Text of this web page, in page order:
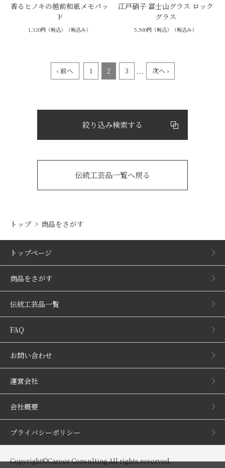
香るヒノキの越前和紙メモパッ
ド
1,320円（税込）（税込み）
江戸硝子 富士山グラス ロック
グラス
5,500円（税込）（税込み）
‹ 前へ 1 2 3 ... 次へ ›
絞り込み検索する
伝統工芸品一覧へ戻る
トップ 商品をさがす
トップページ
商品をさがす
伝統工芸品一覧
FAQ
お問い合わせ
運営会社
会社概要
プライバシーポリシー
Copyright©Career Consulting All rights reserved.